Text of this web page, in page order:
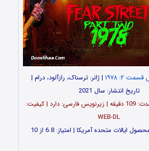
۲: ۱۹۷۸
| ژانر: ترسناک، رازآلود، درام |
تاریخ انتشار: سال 2021
زبان: انگلیسی | مدت: 109 دقیقه | زیرنویس فارسی: دارد | کیفیت:
WEB-DL